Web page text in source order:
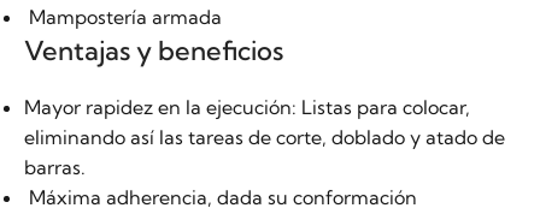
Mampostería armada
Ventajas y beneficios
Mayor rapidez en la ejecución: Listas para colocar,
eliminando así las tareas de corte, doblado y atado de
barras.
Máxima adherencia, dada su conformación